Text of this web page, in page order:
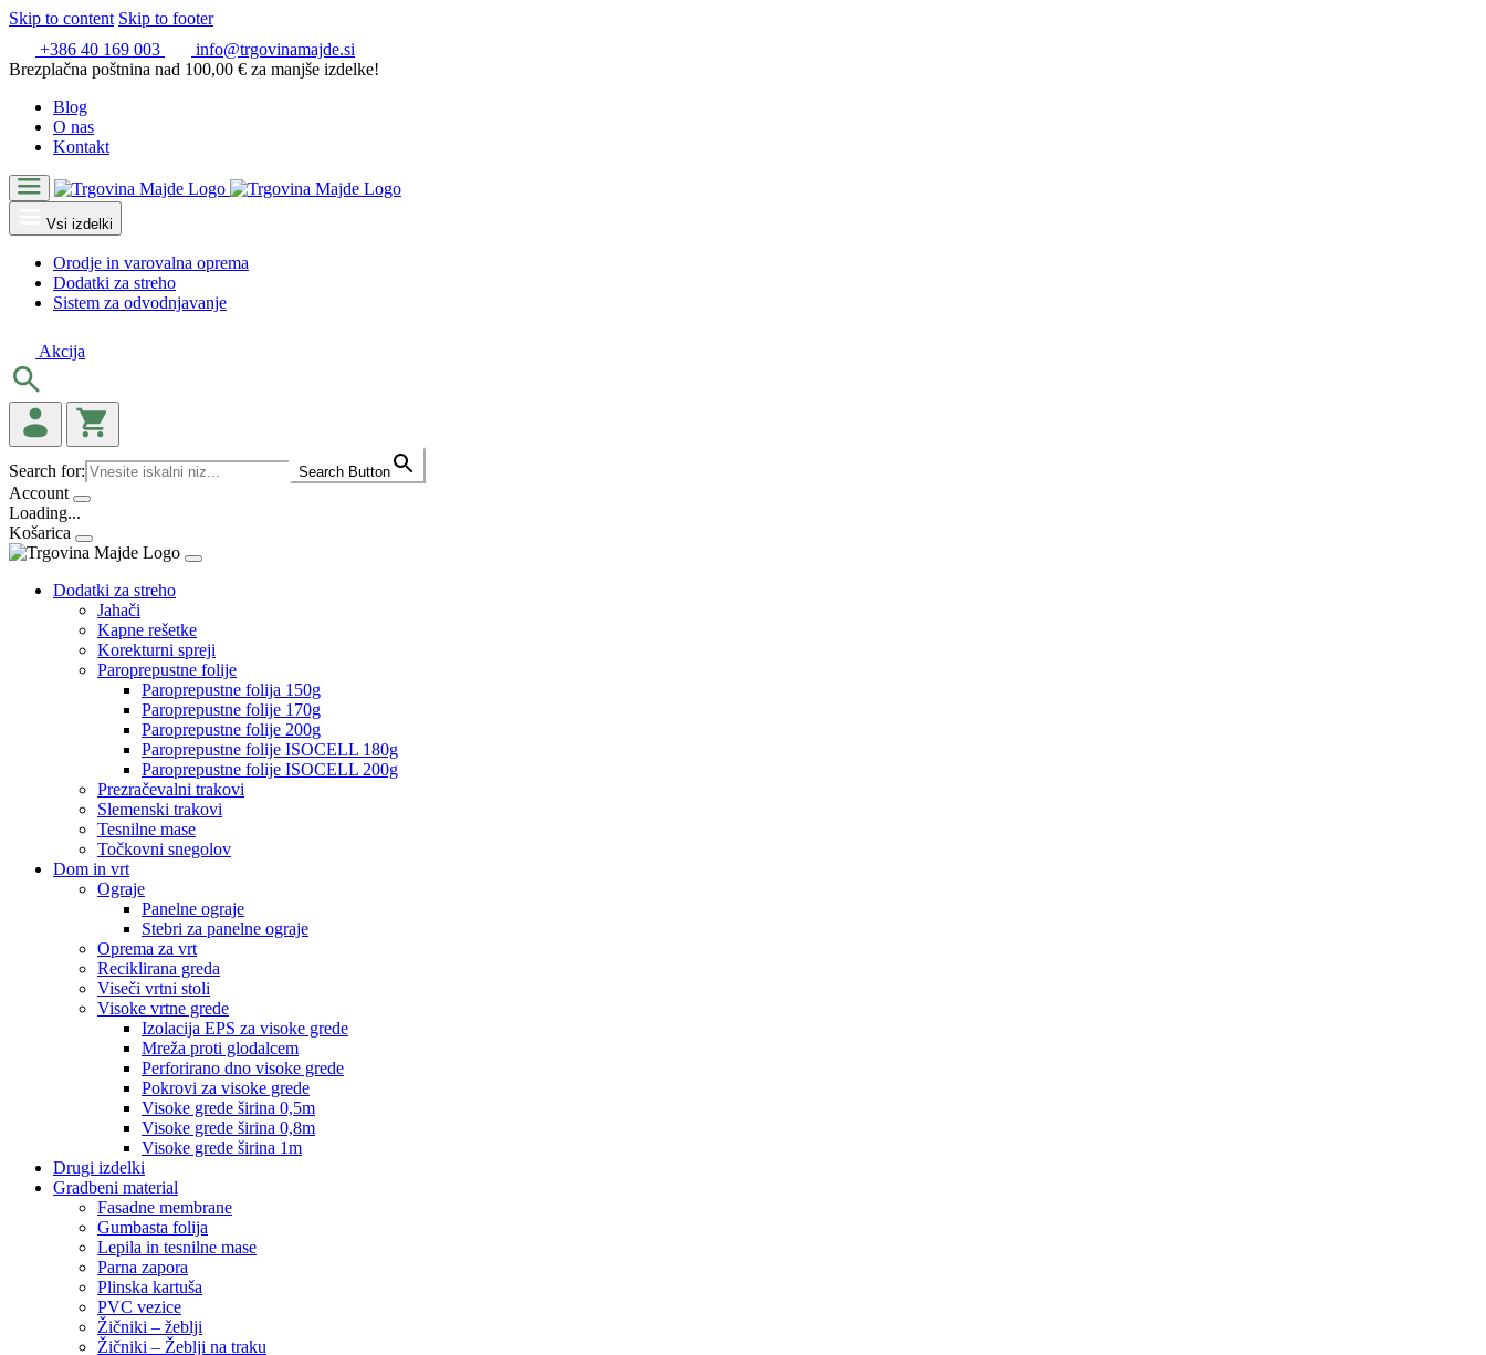
Skip to content Skip to footer
+386 40 169 003
info@trgovinamajde.si
Brezplačna poštnina nad 100,00 € za manjše izdelke!
Blog
O nas
Kontakt
Vsi izdelki
Orodje in varovalna oprema
Dodatki za streho
Sistem za odvodnjavanje
Akcija
Search for: Search Button
Account
Loading...
Košarica
Dodatki za streho
Jahači
Kapne rešetke
Korekturni spreji
Paroprepustne folije
Paroprepustne folija 150g
Paroprepustne folije 170g
Paroprepustne folije 200g
Paroprepustne folije ISOCELL 180g
Paroprepustne folije ISOCELL 200g
Prezračevalni trakovi
Slemenski trakovi
Tesnilne mase
Točkovni snegolov
Dom in vrt
Ograje
Panelne ograje
Stebri za panelne ograje
Oprema za vrt
Reciklirana greda
Viseči vrtni stoli
Visoke vrtne grede
Izolacija EPS za visoke grede
Mreža proti glodalcem
Perforirano dno visoke grede
Pokrovi za visoke grede
Visoke grede širina 0,5m
Visoke grede širina 0,8m
Visoke grede širina 1m
Drugi izdelki
Gradbeni material
Fasadne membrane
Gumbasta folija
Lepila in tesnilne mase
Parna zapora
Plinska kartuša
PVC vezice
Žičniki – žeblji
Žičniki – Žeblji na traku